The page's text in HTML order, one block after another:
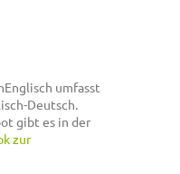
umfasst
Deutsch.
gibt es in der
zur